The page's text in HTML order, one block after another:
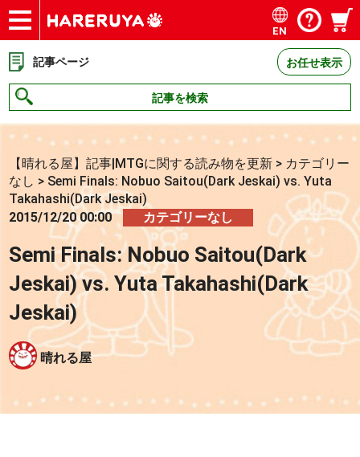
ショップ
買取
記事
デッキ検索
デッキ構築
選手一覧
店舗一覧
イベント
お問い合わせ
EN
記事ページ お任せ表示
記事を検索
【晴れる屋】記事|MTGに関する読み物を更新 > カテゴリー
なし > Semi Finals: Nobuo Saitou(Dark Jeskai) vs. Yuta
Takahashi(Dark Jeskai)
2015/12/20 00:00
カテゴリーなし
Semi Finals: Nobuo Saitou(Dark
Jeskai) vs. Yuta Takahashi(Dark
Jeskai)
晴れる屋